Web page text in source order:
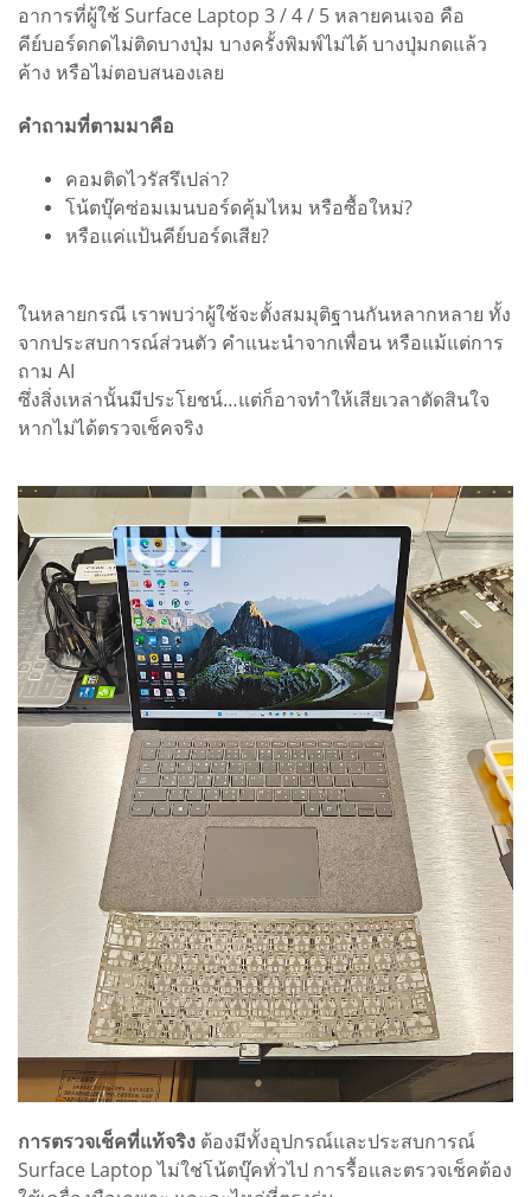
อาการที่ผู้ใช้ Surface Laptop 3 / 4 / 5 หลายคนเจอ คือ
คีย์บอร์ดกดไม่ติดบางปุ่ม บางครั้งพิมพ์ไม่ได้ บางปุ่มกดแล้ว
ค้าง หรือไม่ตอบสนองเลย
คำถามที่ตามมาคือ
คอมติดไวรัสรึเปล่า?
โน้ตบุ๊คซ่อมเมนบอร์ดคุ้มไหม หรือซื้อใหม่?
หรือแค่แป้นคีย์บอร์ดเสีย?
ในหลายกรณี เราพบว่าผู้ใช้จะตั้งสมมุติฐานกันหลากหลาย ทั้ง
จากประสบการณ์ส่วนตัว คำแนะนำจากเพื่อน หรือแม้แต่การ
ถาม AI
ซึ่งสิ่งเหล่านั้นมีประโยชน์…แต่ก็อาจทำให้เสียเวลาตัดสินใจ
หากไม่ได้ตรวจเช็คจริง
การตรวจเช็คที่แท้จริง ต้องมีทั้งอุปกรณ์และประสบการณ์
Surface Laptop ไม่ใช่โน้ตบุ๊คทั่วไป การรื้อและตรวจเช็คต้อง